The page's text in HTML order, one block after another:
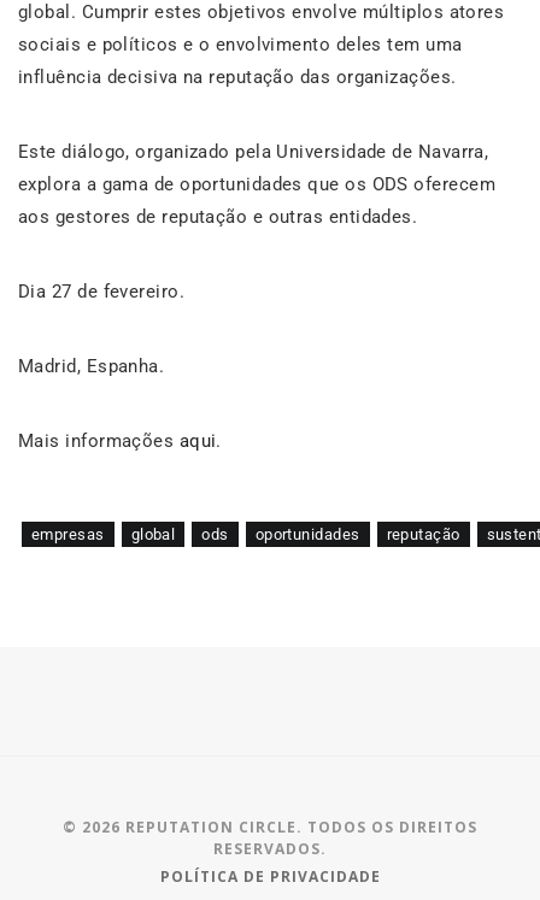
global. Cumprir estes objetivos envolve múltiplos atores
sociais e políticos e o envolvimento deles tem uma
influência decisiva na reputação das organizações.
Este diálogo, organizado pela Universidade de Navarra,
explora a gama de oportunidades que os ODS oferecem
aos gestores de reputação e outras entidades.
Dia 27 de fevereiro.
Madrid, Espanha.
Mais informações aqui.
empresas global ods oportunidades reputação
© 2026 REPUTATION CIRCLE. TODOS OS DIREITOS
RESERVADOS.
POLÍTICA DE PRIVACIDADE